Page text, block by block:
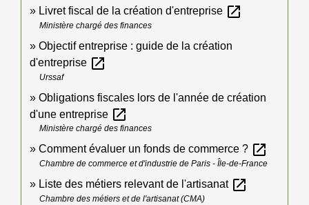
Livret fiscal de la création d'entreprise open_in_new
Ministère chargé des finances
Objectif entreprise : guide de la création
d'entreprise open_in_new
Urssaf
Obligations fiscales lors de l'année de création
d'une entreprise open_in_new
Ministère chargé des finances
Comment évaluer un fonds de commerce ? open_in_new
Chambre de commerce et d'industrie de Paris - Île-de-France
Liste des métiers relevant de l'artisanat open_in_new
Chambre des métiers et de l'artisanat (CMA)